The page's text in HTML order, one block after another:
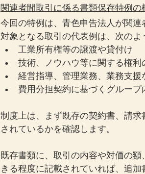
関連者間取引に係る書類保存特例の
今回の特例は、青色申告法人が関連
対象となる取引の代表例は、次のよ
工業所有権等の譲渡や貸付け
技術、ノウハウ等に関する権利
経営指導、管理業務、業務支援
費用分担契約に基づくグループ
制度上は、まず既存の契約書、請
されているかを確認します。
既存書類に、取引の内容や対価の
きる程度に記載されていれば、追加